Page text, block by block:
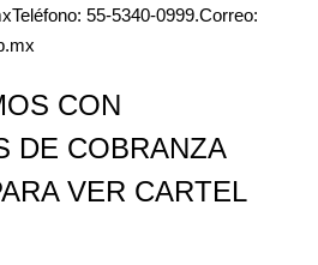
55-5340-0999.Correo:
CON
DE COBRANZA
VER CARTEL